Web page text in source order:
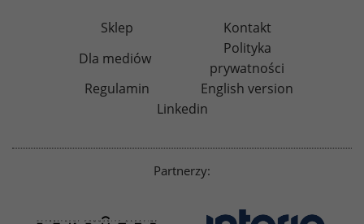
Sklep
Kontakt
Dla mediów
Polityka
prywatności
Regulamin
English version
Linkedin
Partnerzy: